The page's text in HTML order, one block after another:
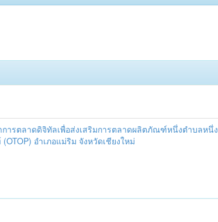
ารตลาดดิจิทัลเพื่อส่งเสริมการตลาดผลิตภัณฑ์หนึ่งตำบลหนึ่ง
อำเภอแม่ริม จังหวัดเชียงใหม่